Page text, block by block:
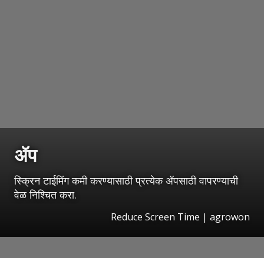
ॲप
स्क्रिन टाईमिंग कमी करण्यासाठी प्रत्येक ॲपसाठी वापरण्याची
वेळ निश्चित करा.
Reduce Screen Time | agrowon